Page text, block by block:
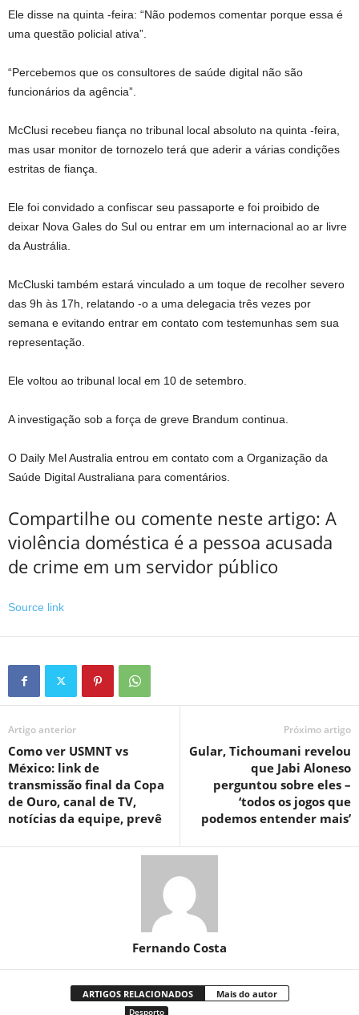
Ele disse na quinta -feira: “Não podemos comentar porque essa é
uma questão policial ativa”.
“Percebemos que os consultores de saúde digital não são
funcionários da agência”.
McClusi recebeu fiança no tribunal local absoluto na quinta -feira,
mas usar monitor de tornozelo terá que aderir a várias condições
estritas de fiança.
Ele foi convidado a confiscar seu passaporte e foi proibido de
deixar Nova Gales do Sul ou entrar em um internacional ao ar livre
da Austrália.
McCluski também estará vinculado a um toque de recolher severo
das 9h às 17h, relatando -o a uma delegacia três vezes por
semana e evitando entrar em contato com testemunhas sem sua
representação.
Ele voltou ao tribunal local em 10 de setembro.
A investigação sob a força de greve Brandum continua.
O Daily Mel Australia entrou em contato com a Organização da
Saúde Digital Australiana para comentários.
Compartilhe ou comente neste artigo: A
violência doméstica é a pessoa acusada
de crime em um servidor público
Source link
Artigo anterior
Como ver USMNT vs
México: link de
transmissão final da Copa
de Ouro, canal de TV,
notícias da equipe, prevê
Próximo artigo
Gular, Tichoumani revelou
que Jabi Aloneso
perguntou sobre eles –
‘todos os jogos que
podemos entender mais’
Fernando Costa
ARTIGOS RELACIONADOS Mais do autor
Desporto